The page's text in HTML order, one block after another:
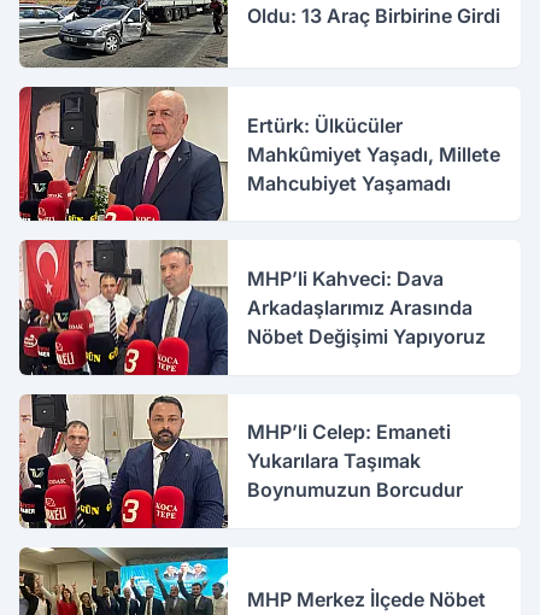
Oldu: 13 Araç Birbirine Girdi
Ertürk: Ülkücüler
Mahkûmiyet Yaşadı, Millete
Mahcubiyet Yaşamadı
MHP’li Kahveci: Dava
Arkadaşlarımız Arasında
Nöbet Değişimi Yapıyoruz
MHP’li Celep: Emaneti
Yukarılara Taşımak
Boynumuzun Borcudur
MHP Merkez İlçede Nöbet